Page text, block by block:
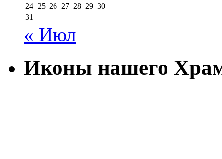
24 25 26 27 28 29 30
31
« Июл
Иконы нашего